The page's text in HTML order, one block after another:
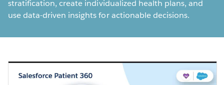
stratification, create individualized health plans, and
use data-driven insights for actionable decisions.